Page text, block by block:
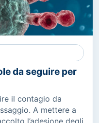
da seguire per
il contagio da
A mettere a
l’adesione degli